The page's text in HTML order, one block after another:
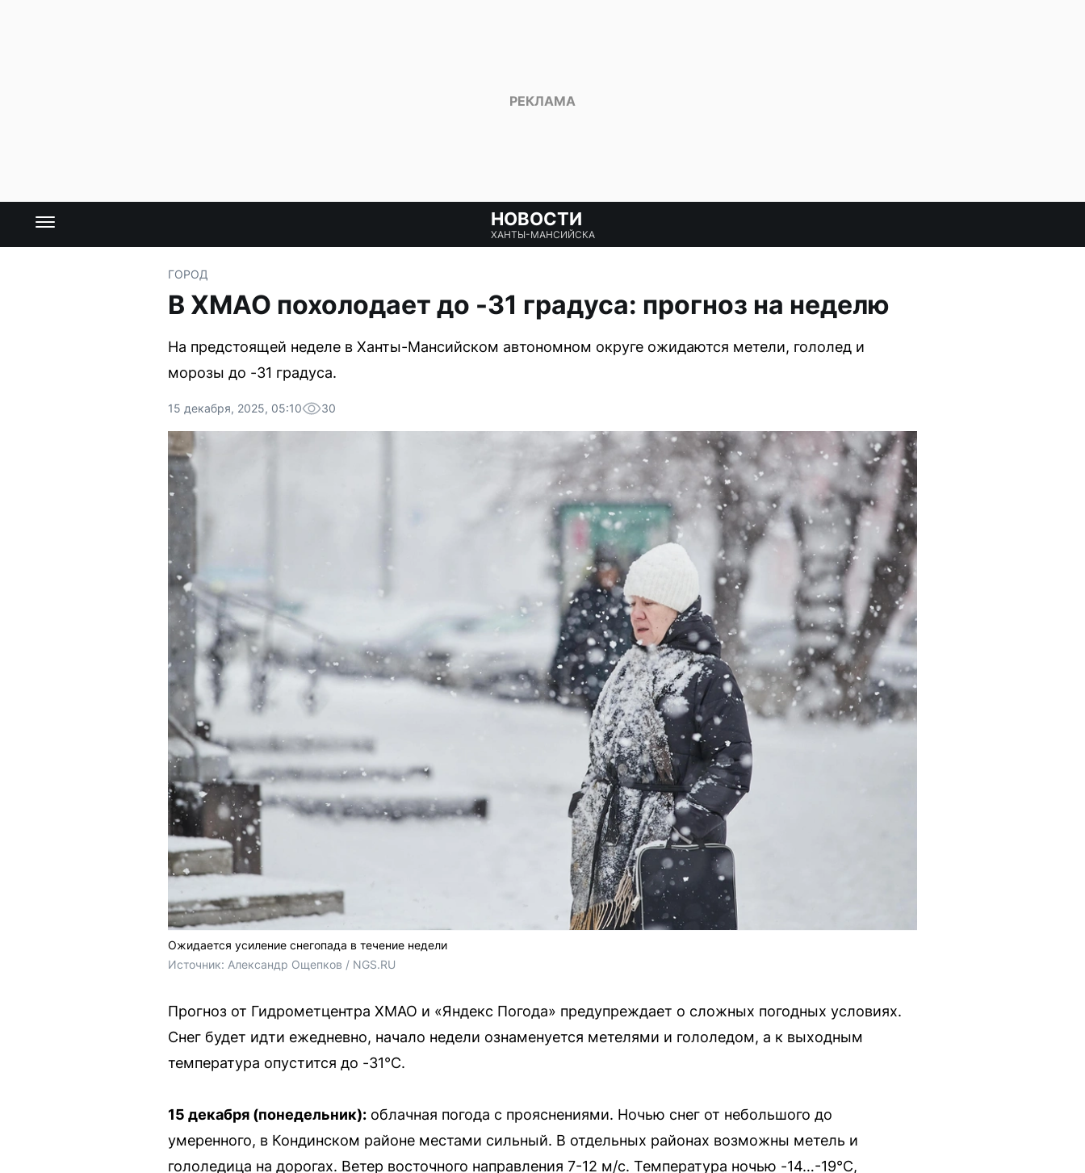
НОВОСТИ
ХАНТЫ-МАНСИЙСКА
ГОРОД
В ХМАО похолодает до -31 градуса: прогноз на неделю
На предстоящей неделе в Ханты-Мансийском автономном округе ожидаются метели, гололед и
морозы до -31 градуса.
15 декабря, 2025, 05:10 30
Ожидается усиление снегопада в течение недели
Источник: Александр Ощепков / NGS.RU
Прогноз от Гидрометцентра ХМАО и «Яндекс Погода» предупреждает о сложных погодных условиях.
Снег будет идти ежедневно, начало недели ознаменуется метелями и гололедом, а к выходным
температура опустится до -31°C.
15 декабря (понедельник): облачная погода с прояснениями. Ночью снег от небольшого до
умеренного, в Кондинском районе местами сильный. В отдельных районах возможны метель и
гололедица на дорогах. Ветер восточного направления 7-12 м/с. Температура ночью -14…-19°C,